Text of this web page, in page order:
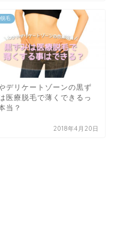
脱毛
デリケートゾーンの黒ず
医療脱毛で薄くできるっ
当？
2018年4月20日